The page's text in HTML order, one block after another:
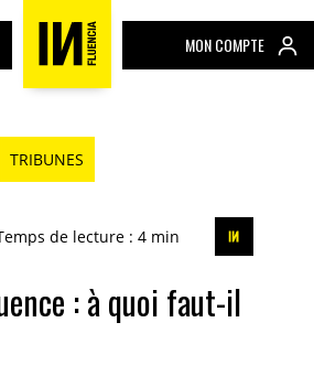
MON COMPTE
TRIBUNES
de lecture : 4 min
: à quoi faut-il